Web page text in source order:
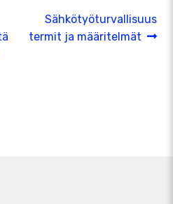
Seuraava
artikkeli:
Sähkötyöturvallisuus
termit ja määritelmät